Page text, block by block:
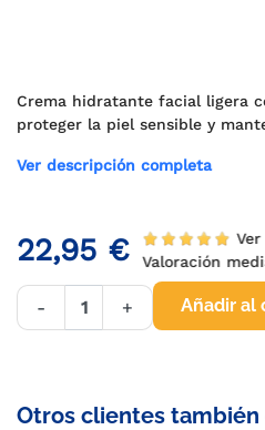
Crema hidratante facial ligera
proteger la piel sensible y
Ver descripción completa
22,95 €
Valoración
- + Añadir al
Otros clientes